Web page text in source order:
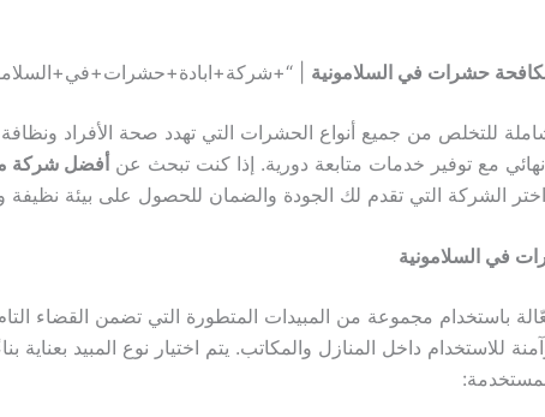
حشرات في السلامونية |
للتخلص من جميع أنواع الحشرات التي تهدد صحة الأفراد ونظافة
مع توفير خدمات متابعة دورية. إذا كنت تبحث عن أفضل شركة
الشركة التي تقدم لك الجودة والضمان للحصول على بيئة نظيفة
في السلامونية
باستخدام مجموعة من المبيدات المتطورة التي تضمن القضاء
للاستخدام داخل المنازل والمكاتب. يتم اختيار نوع المبيد